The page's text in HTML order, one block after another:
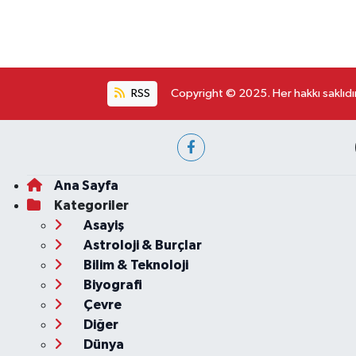
RSS Copyright © 2025. Her hakkı
Ana Sayfa
Kategoriler
Asayiş
Astroloji & Burçlar
Bilim & Teknoloji
Biyografi
Çevre
Diğer
Dünya